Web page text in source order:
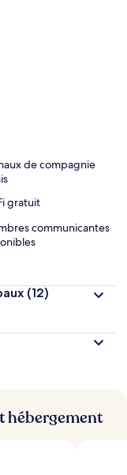
Cet hôtel de
fitness ouverte 24
ne disent que du
Quelques
des
Nádraží est
de compagnie
gratuit
communicantes
(12)
hébergement